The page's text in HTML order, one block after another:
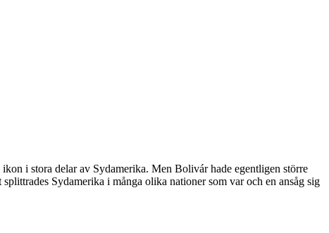
i stora delar av Sydamerika. Men Bolivár hade egentligen större
Sydamerika i många olika nationer som var och en ansåg sig